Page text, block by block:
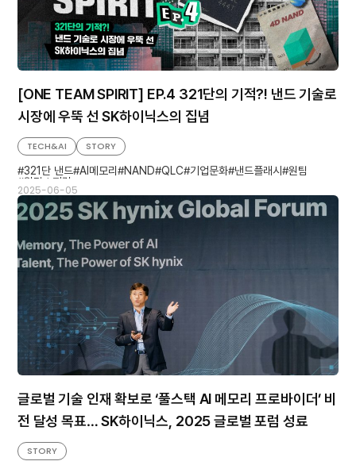
[ONE TEAM SPIRIT] EP.4 321단의 기적?! 낸드 기술로
시장에 우뚝 선 SK하이닉스의 집념
2025-06-05
TECH&AI
STORY
321단 낸드 AI메모리 NAND QLC 기업문화 낸드플래시
원팀
원팀스피릿
글로벌 기술 인재 확보로 ‘풀스택 AI 메모리 프로바이더’ 비
전 달성 목표… SK하이닉스, 2025 글로벌 포럼 성료
STORY